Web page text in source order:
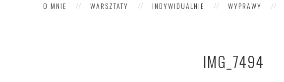
O MNIE WARSZTATY INDYWIDUALNIE WYPRAWY
IMG_7494